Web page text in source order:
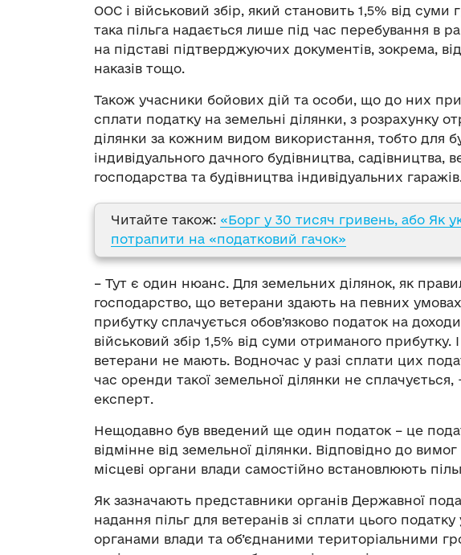
ООС і військовий збір, який становить 1,5% від
така пільга надається лише під час перебування в
на підставі підтверджуючих документів, зокрема,
наказів тощо.
Також учасники бойових дій та особи, що до них
сплати податку на земельні ділянки, з розрахунку
ділянки за кожним видом використання, тобто для
індивідуального дачного будівництва, садівництва,
господарства та будівництва індивідуальних
Читайте також: «Борг у 30 тисяч гривень, або Як
потрапити на «податковий гачок»
– Тут є один нюанс. Для земельних ділянок, як
господарство, що ветерани здають на певних
прибутку сплачується обов’язково податок на
військовий збір 1,5% від суми отриманого прибутку.
ветерани не мають. Водночас у разі сплати цих
час оренди такої земельної ділянки не
експерт.
Нещодавно був введений ще один податок – це
відмінне від земельної ділянки. Відповідно до
місцеві органи влади самостійно встановлюють
Як зазначають представники органів Державної
надання пільг для ветеранів зі сплати цього
органами влади та об’єднаними територіальними